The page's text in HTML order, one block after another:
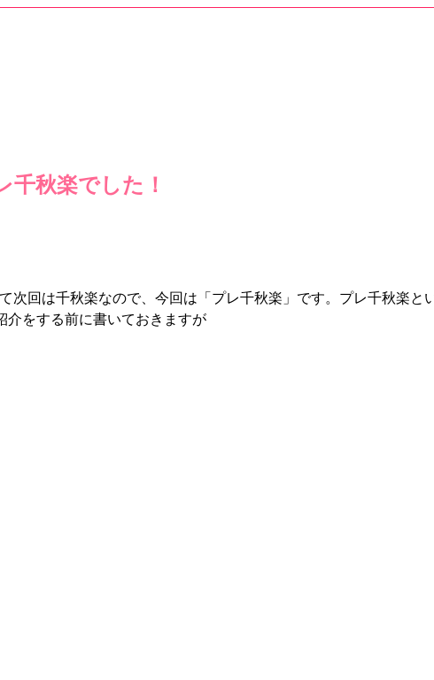
千秋楽でした！
回は千秋楽なので、今回は「プレ千秋楽」です。プレ千秋楽
介をする前に書いておきますが